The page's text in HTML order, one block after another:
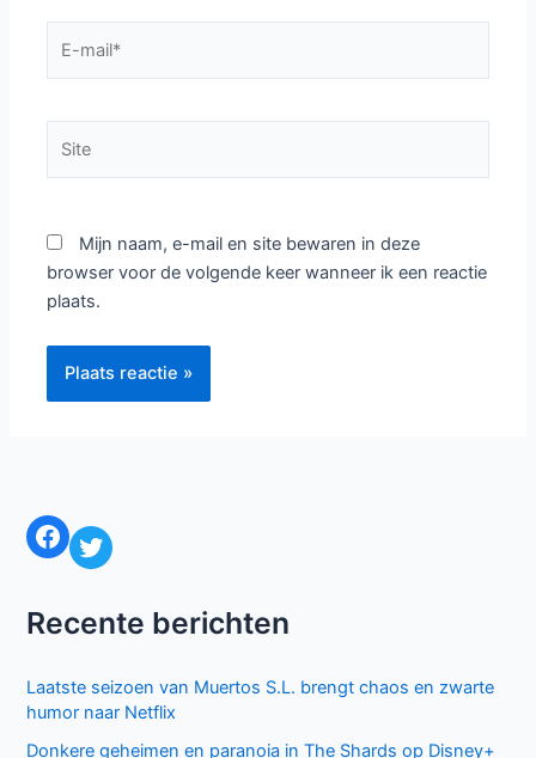
mail*
Mijn naam, e-mail en site bewaren in deze
browser voor de volgende keer wanneer ik een reactie
plaats.
Facebook Twitter
Recente berichten
Laatste seizoen van Muertos S.L. brengt chaos en zwarte
humor naar Netflix
Donkere geheimen en paranoia in The Shards op Disney+